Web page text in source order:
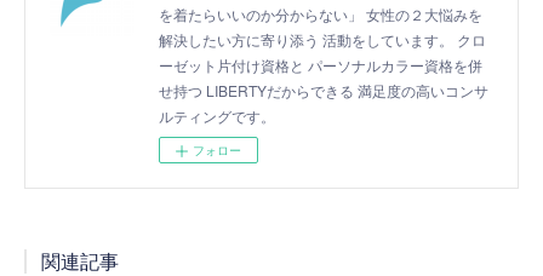
を着たらいいのか分からない」 女性の２大悩みを
解決したい方に寄り添う 活動をしています。 クロ
ーゼット片付け資格と パーソナルカラー資格を併
せ持つ LIBERTYだからできる 満足度の高いコンサ
ルティングです。
フォロー
関連記事